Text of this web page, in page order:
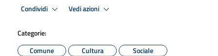
Condividi Vedi azioni
Categorie:
Comune
Cultura
Sociale